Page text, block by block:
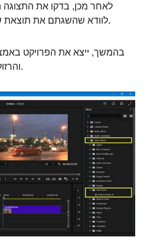
לאחר מכן, בדקו את התצוגה
לוודא שהשגתם את תוצאת שדרוג הווידאו.
בהמשך, ייצא את הפרויקט
והרזולוציה הרצויים.